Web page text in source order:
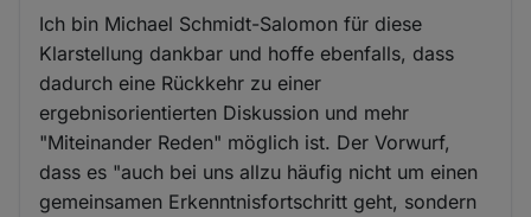
Ich bin Michael Schmidt-Salomon für diese
Klarstellung dankbar und hoffe ebenfalls, dass
dadurch eine Rückkehr zu einer
ergebnisorientierten Diskussion und mehr
"Miteinander Reden" möglich ist. Der Vorwurf,
dass es "auch bei uns allzu häufig nicht um einen
gemeinsamen Erkenntnisfortschritt geht, sondern